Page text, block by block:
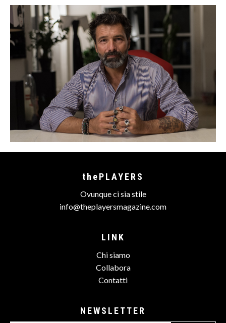
thePLAYERS
Ovunque ci sia stile
info@theplayersmagazine.com
LINK
Chi siamo
Collabora
Contatti
NEWSLETTER